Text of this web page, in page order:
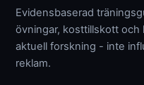
Evidensbaserad
övningar, kosttillskott och
aktuell forskning - inte
reklam.